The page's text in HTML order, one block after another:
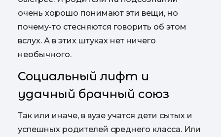
очень хорошо понимают эти вещи, но
почему-то стесняются говорить об этом
вслух. А в этих штуках нет ничего
необычного.
Социальный лифт и
удачный брачный союз
Так или иначе, в вузе учатся дети сытых и
успешных родителей среднего класса. Или